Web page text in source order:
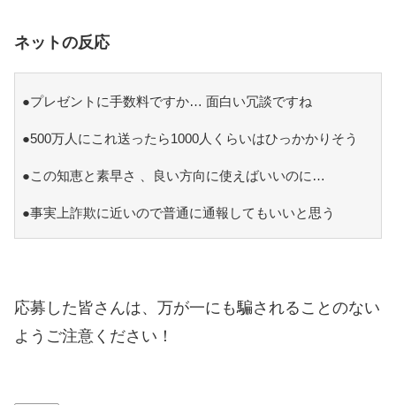
ネットの反応
●プレゼントに手数料ですか… 面白い冗談ですね
●500万人にこれ送ったら1000人くらいはひっかかりそう
●この知恵と素早さ 、良い方向に使えばいいのに…
●事実上詐欺に近いので普通に通報してもいいと思う
応募した皆さんは、万が一にも騙されることのない
ようご注意ください！